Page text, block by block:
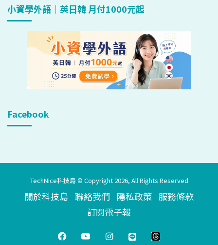
小資學外語｜英日韓 月付1000元起
Facebook
TechNice科技島 © Copyright 2026, All Rights Reserved
關於科技島 聯絡我們 隱私政策 服務條款
訂閱電子報